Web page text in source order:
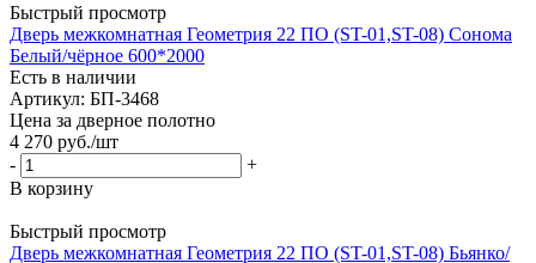
Быстрый просмотр
Дверь межкомнатная Геометрия 22 ПО (ST-01,ST-08) Сонома
Белый/чёрное 600*2000
Есть в наличии
Артикул: БП-3468
Цена за дверное полотно
4 270 руб./шт
-
+
В корзину
Быстрый просмотр
Дверь межкомнатная Геометрия 22 ПО (ST-01,ST-08) Бьянко/